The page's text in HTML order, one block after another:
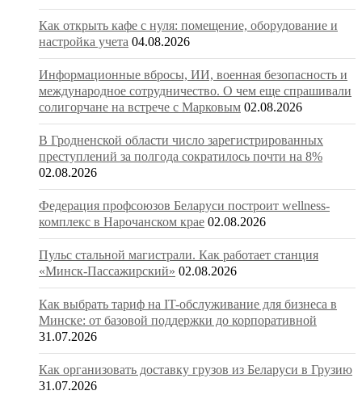
Как открыть кафе с нуля: помещение, оборудование и
настройка учета 04.08.2026
Информационные вбросы, ИИ, военная безопасность и
международное сотрудничество. О чем еще спрашивали
солигорчане на встрече с Марковым 02.08.2026
В Гродненской области число зарегистрированных
преступлений за полгода сократилось почти на 8%
02.08.2026
Федерация профсоюзов Беларуси построит wellness-
комплекс в Нарочанском крае 02.08.2026
Пульс стальной магистрали. Как работает станция
«Минск-Пассажирский» 02.08.2026
Как выбрать тариф на IT-обслуживание для бизнеса в
Минске: от базовой поддержки до корпоративной
31.07.2026
Как организовать доставку грузов из Беларуси в Грузию
31.07.2026